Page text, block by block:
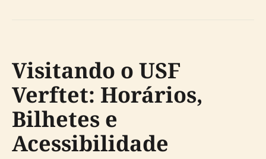
Visitando o USF
Verftet: Horários,
Bilhetes e
Acessibilidade